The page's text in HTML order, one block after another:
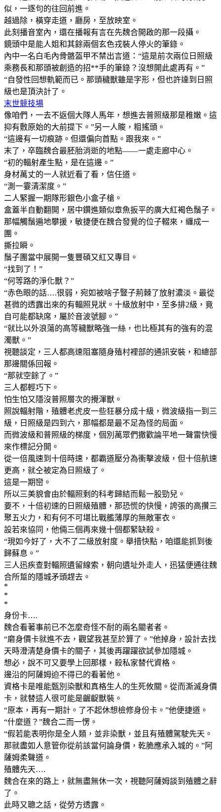
似，一逐句的往回前進。
越過除，橫穿走道，廳房，至放映室。
此刻播音室內，還在播報有言在先魏合開啟的那一段攝。
鏡頭中是能人姐和其餘兩個玄色戎裝人停火的筆錄。
內中一名白毛內骨骼盔甲不禁出言道：“這是前次兩位日照級
乘務長和那頭被創造的招**手的筆錄？沒想開此處再有。”
“自發性回想軌範而已。那頭穢獸雖是字形，但也許達到日照
級也是頂決計了。
末世競技場
像咱們，一去不返個大隊人馬年，想進去普照級那是稚嫩。這
抑有敷原始的大前提下。”另一人睃，粗搖頭。
“這邊有一切痕跡。但還偏向首點。跟我來。”
末了，卒臨魏合最胚胎消逝的地點——一處走廊中心。
“初的輻射產生點，是在這邊。”
身材萬丈的一人就近看了看，信任道。
“測一霎清潔度。”
二人緊握一期隊形銀色小盒子槍。
盒蓋半自動翻開，居中鑽進類似章魚扳平的廣大紅褐色鬚子。
那幅觸鬚遍地攀援，敏捷便在魏合發覺的位子輟來，纏成一
團。
撕拉瞬。
鬚子團當中展開一隻豐碩又紅又專目。
“找到了！”
“何等路的淨化獸？”
“赤色眼的話….很弱，宛如被啥子豎子荊棘了放射濃淡。最從
甚微的透露出來的有輻照見狀。十級放射中，至多排2級，竟
自可能都缺席，屬於音波號腳。”
“就比以外浪蕩的高等穢獸略強一絲，也比極其有的強有的混
濁獸。”
視聽談定，三人都高速阻塞隨身殖村裡部的通訊安裝，和總部
那邊關係回報。
“那就空餘了。”
三人都輕巧下。
怕生怕又隱沒普照層次的攪渾獸。
照說輻射階，殖體老虎皮一些狂暴分成十級，微波級指一到三
級，日照級是四到六，那幅都是最不足為怪的局面。
而微波級和普照級的梯度，個別萬眾們撒歡論平地一聲雷快慢
來作標記分開。
從一倍風速到十倍時速，都霸道壓分為衝擊波級，但十倍航速
更高，就仝被定為日照級了。
這是一期巒。
所以三美貌會由於輻照剩的科考歸結而鬆一股勁兒。
要不，十倍初速的日照級殖體，那恐慌的快慢，誇張的高攢三
聚五火力，和有何不可堪比戰艦薄厚的無敵軍衣。
設若來協同，他倆三個再來幾十個都緊缺殺。
“現如今好了，大不了二級放射度。舉措快點，咱還能抓到後
歸蘇息。”
三人迅疾查對輻照遺留線索，朝向遺址外走人，迅猛便通往魏
合所踅的隱城矛頭趕去。
*
*
*
身份卡….
魏合看著事前已不怎麼奇怪不耐的兩名閽者者。
“磨身價卡就進不去，觀望我甚至於算了。”他掉身，設計去找
天時澄清楚身價卡的關子，其後再躍躍欲試參加隱城。
想必，說不可又要學上回那樣，殺私家替代資格。
邊沿的阿薩姆迫不得已的看著他。
資格卡是唯能甄別染獸和真格生人的生死攸關。從而澌滅身價
卡，就替這人很可能是齷齪獸裝。
“原本，再有一期計。了不起休想檢修身份卡。”他便捷道。
“什麼道？”魏合二而一愣。
“假若能表明你是全人類，並非染獸，並且有殖體駕駛先天。
那就盡如人意管你從前該當何論身價，乾脆應承入城的。”阿
薩姆柔聲道。
殖體先天….
魏合在來的路上，就無盡無休一次，視聽阿薩姆談到殖體之辭
了。
此時又聰之話，從勞方透露。